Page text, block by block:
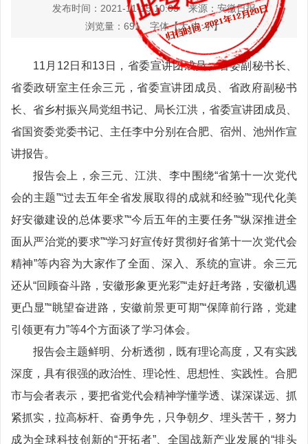
发布时间：2021-11-15 10:03
来源：安徽日报
浏览量： 691 字体【大 中 小】
11月12日和13日，省委宣讲团成员、省委副秘书长、
省委政研室主任余三元，省委宣讲团成员、省政府副秘书
长、省乡村振兴局党组书记、局长江洪，省委宣讲团成员、
省国资委党委书记、主任李中分别在合肥、宿州、池州作宣
讲报告。
报告会上，余三元、江洪、李中围绕“省第十一次党代
会的主题”“过去五年全省发展取得的成就和经验”“现代化美
好安徽建设的总体要求”“今后五年的主要任务”“纵深推进全
面从严治党的要求”“学习好宣传好贯彻好省第十一次党代会
精神”等内容为大家作了全面、深入、系统的宣讲。余三元
还从“回顾奋斗路，安徽形象更光彩”“走好赶考路，安徽机遇
更凸显”“眺望奋进路，安徽前景更可期”“保障前行路，党建
引领更有力”等4个方面谈了学习体会。
报告会主题鲜明、分析透彻，既有理论高度，又有实践
深度，具有很强的政治性、理论性、思想性、实践性。合肥
市与会者表示，要把省党代会精神学懂学透、谋深谋远、抓
紧抓实，拉高标杆、奋勇争先，只争朝夕、埋头苦干，努力
成为全球科技创新的“开拓者”、全国战新产业发展的“排头